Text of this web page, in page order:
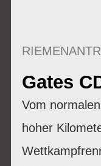
Gates
Vom
hoher